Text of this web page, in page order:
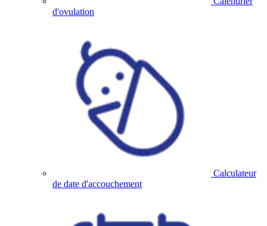
d'ovulation
Calculateur
de date d'accouchement